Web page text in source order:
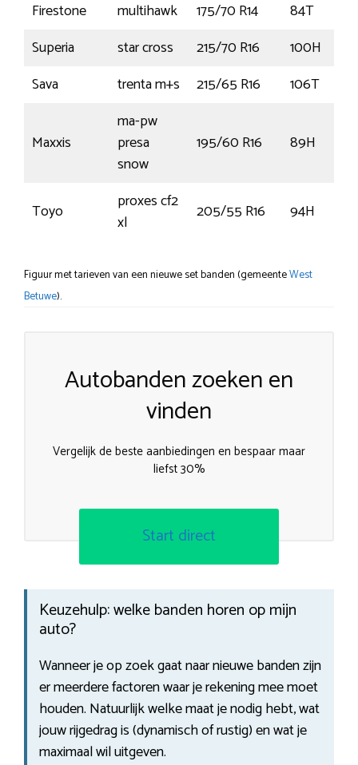
Firestone
multihawk 175/70 R14
84T
Superia
star cross 215/70 R16
100H
Sava
trenta m+s 215/65 R16 106T
Maxxis
ma-pw
presa
snow
195/60 R16 89H
Toyo
proxes cf2
xl
205/55 R16 94H
Figuur met tarieven van een nieuwe set banden (gemeenteWest
Betuwe).
Autobanden zoeken en
vinden
Vergelijk de beste aanbiedingen en bespaar maar
liefst 30%
Start direct
Keuzehulp: welke banden horen op mijn
auto?
Wanneer je op zoek gaat naar nieuwe banden zijn
er meerdere factoren waar je rekening mee moet
houden. Natuurlijk welke maat je nodig hebt, wat
jouw rijgedrag is (dynamisch of rustig) en wat je
maximaal wil uitgeven.